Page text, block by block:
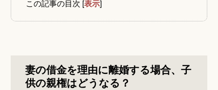
この記事の目次 [表示]
妻の借金を理由に離婚する場合、子
供の親権はどうなる？